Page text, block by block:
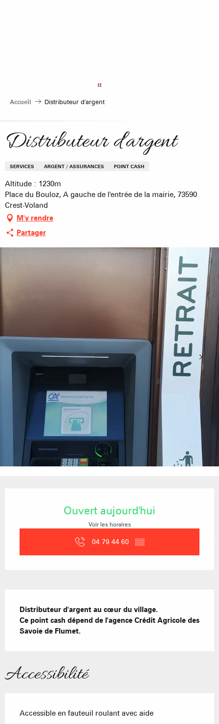
Accueil Distributeur d'argent
Distributeur d'argent
SERVICES ARGENT / ASSURANCES POINT CASH
Altitude : 1230m
Place du Bouloz, A gauche de l'entrée de la mairie, 73590
Crest-Voland
M'y rendre
Partager
Ouvert aujourd'hui
Voir les horaires
04 79 44 60 ▒▒
Distributeur d'argent au cœur du village.
Ce point cash dépend de l'agence Crédit Agricole des
Savoie de Flumet.
Accessibilité
Accessible en fauteuil roulant avec aide